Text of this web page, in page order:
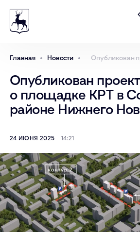
Главная Новости Опубликован
Опубликован
о площадке КРТ в
районе Нижнего
24 ИЮНЯ 2025 14:21